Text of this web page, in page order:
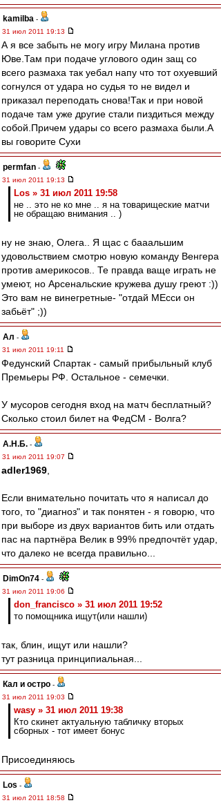
kamilba -
31 июл 2011 19:13
А я все забыть не могу игру Милана против
Юве.Там при подаче углового один защ со
всего размаха так уебал напу что тот охуевший
согнулся от удара но судья то не видел и
приказал переподать снова!Так и при новой
подаче там уже другие стали пиздиться между
собой.Причем удары со всего размаха были.А
вы говорите Сухи
permfan -
31 июл 2011 19:13
Los » 31 июл 2011 19:58
не .. это не ко мне .. я на товарищеские матчи
не обращаю внимания .. )
ну не знаю, Олега.. Я щас с бааальшим
удовольствием смотрю новую команду Венгера
против америкосов.. Те правда ваще играть не
умеют, но Арсенальские кружева душу греют :))
Это вам не винегретные- "отдай МЕсси он
забьёт" ;))
Ал -
31 июл 2011 19:11
Федунский Спартак - самый прибыльный клуб
Премьеры РФ. Остальное - семечки.
У мусоров сегодня вход на матч бесплатный?
Сколько стоил билет на ФедСМ - Волга?
А.Н.Б. -
31 июл 2011 19:07
adler1969
Если внимательно почитать что я написал до
того, то "диагноз" и так понятен - я говорю, что
при выборе из двух вариантов бить или отдать
пас на партнёра Велик в 99% предпочтёт удар,
что далеко не всегда правильно...
DimOn74 -
31 июл 2011 19:06
don_francisco » 31 июл 2011 19:52
то помощника ищут(или нашли)
так, блин, ищут или нашли?
тут разница принципиальная...
Кал и остро -
31 июл 2011 19:03
wasy » 31 июл 2011 19:38
Кто скинет актуальную табличку вторых
сборных - тот имеет бонус
Присоединяюсь
Los -
31 июл 2011 18:58